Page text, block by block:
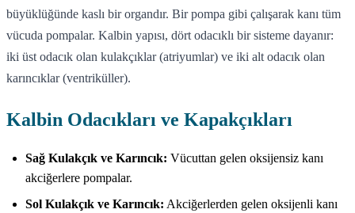
büyüklüğünde kaslı bir organdır. Bir pompa gibi çalışarak kanı tüm
vücuda pompalar. Kalbin yapısı, dört odacıklı bir sisteme dayanır:
iki üst odacık olan kulakçıklar (atriyumlar) ve iki alt odacık olan
karıncıklar (ventriküller).
Kalbin Odacıkları ve Kapakçıkları
Sağ Kulakçık ve Karıncık: Vücuttan gelen oksijensiz kanı
akciğerlere pompalar.
Sol Kulakçık ve Karıncık: Akciğerlerden gelen oksijenli kanı